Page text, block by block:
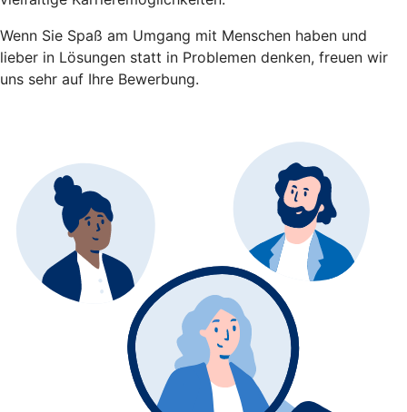
Wenn Sie Spaß am Umgang mit Menschen haben und
lieber in Lösungen statt in Problemen denken, freuen wir
uns sehr auf Ihre Bewerbung.